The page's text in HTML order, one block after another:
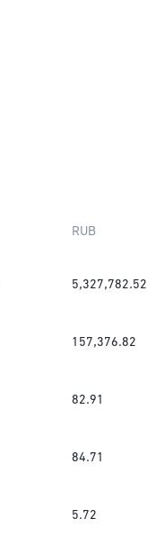
RUB
5,327,782.52
157,376.82
82.91
84.71
5.72